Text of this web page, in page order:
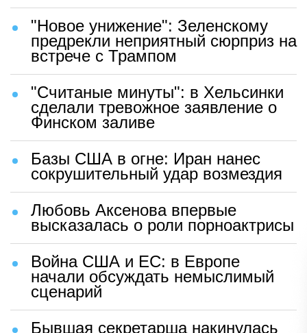
"Новое унижение": Зеленскому
предрекли неприятный сюрприз на
встрече с Трампом
"Считаные минуты": в Хельсинки
сделали тревожное заявление о
Финском заливе
Базы США в огне: Иран нанес
сокрушительный удар возмездия
Любовь Аксенова впервые
высказалась о роли порноактрисы
Война США и ЕС: в Европе
начали обсуждать немыслимый
сценарий
Бывшая секретарша накинулась